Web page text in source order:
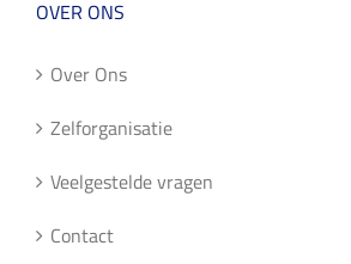
OVER ONS
Over Ons
Zelforganisatie
Veelgestelde vragen
Contact